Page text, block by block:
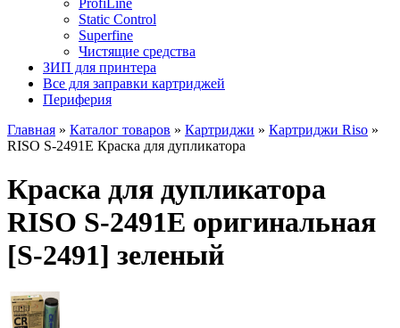
ProfiLine
Static Control
Superfine
Чистящие средства
ЗИП для принтера
Все для заправки картриджей
Периферия
Главная » Каталог товаров » Картриджи » Картриджи Riso »
RISO S-2491E Краска для дупликатора
Краска для дупликатора
RISO S-2491E оригинальная
[S-2491] зеленый